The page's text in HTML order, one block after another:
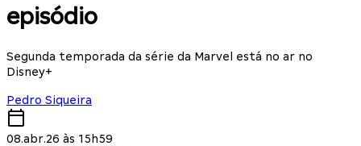
episódio
Segunda temporada da série da Marvel está no ar no
Disney+
Pedro Siqueira
08.abr.26 às 15h59